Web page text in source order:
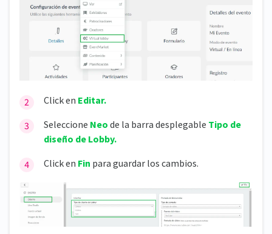
Click en Editar.
Seleccione Neo de la barra desplegable Tipo de
diseño de Lobby.
Click en Fin para guardar los cambios.